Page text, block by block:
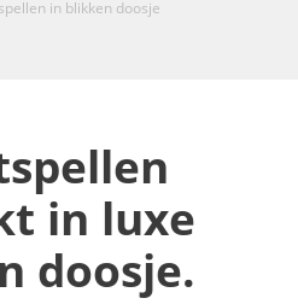
in blikken doosje
in luxe
doosje.